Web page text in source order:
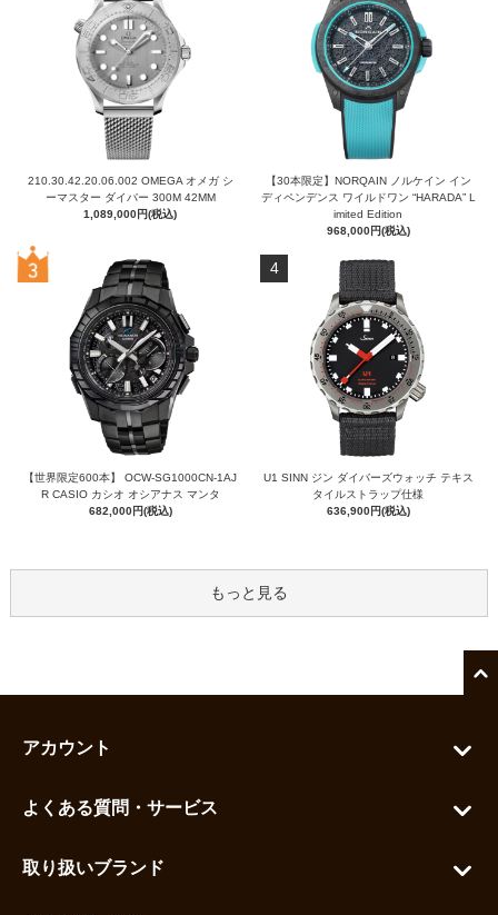
210.30.42.20.06.002 OMEGA オメガ シ
ーマスター ダイバー 300M 42MM
1,089,000円(税込)
【30本限定】NORQAIN ノルケイン イン
ディペンデンス ワイルドワン “HARADA” L
imited Edition
968,000円(税込)
【世界限定600本】 OCW-SG1000CN-1AJ
R CASIO カシオ オシアナス マンタ
682,000円(税込)
4
U1 SINN ジン ダイバーズウォッチ テキス
タイルストラップ仕様
636,900円(税込)
もっと見る
アカウント
お気に入りを見る
よくある質問・サービス
取り扱いブランド